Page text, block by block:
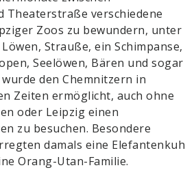
Theaterstraße verschiedene
Zoos zu bewundern, unter
Strauße, ein Schimpanse,
Seelöwen, Bären und sogar
den Chemnitzern in
Zeiten ermöglicht, auch ohne
oder Leipzig einen
zu besuchen. Besondere
damals eine Elefantenkuh
Orang-Utan-Familie.